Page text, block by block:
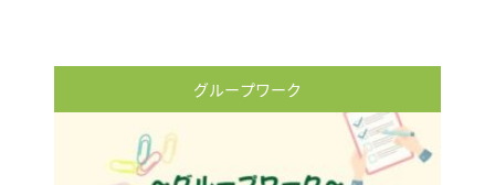
グループワーク